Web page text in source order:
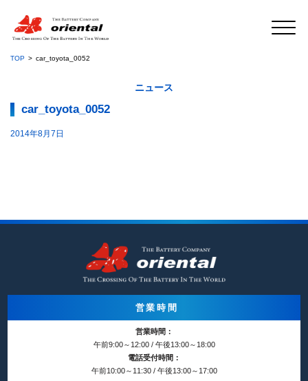
TOP car_toyota_0052
ニュース
car_toyota_0052
2014年8月7日
営業時間
営業時間：
午前9:00～12:00 / 午後13:00～18:00
電話受付時間：
午前10:00～11:30 / 午後13:00～17:00